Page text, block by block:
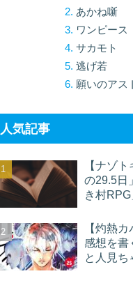
あかね噺
ワンピース
サカモト
逃げ若
願いのアス
人気記事
【ナゾ
の29.5日
き村
【灼熱
感想を
と人見ち